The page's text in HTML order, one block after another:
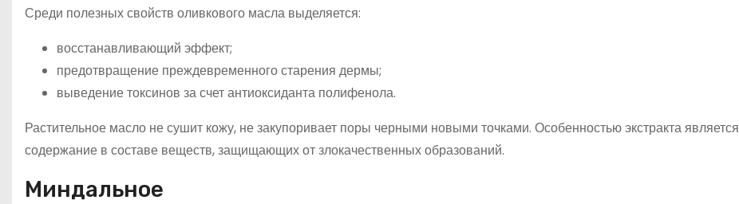
Среди полезных свойств оливкового масла выделяется:
восстанавливающий эффект;
предотвращение преждевременного старения дермы;
выведение токсинов за счет антиоксиданта полифенола.
Растительное масло не сушит кожу, не закупоривает поры черными новыми точками. Особенностью экстракта является
содержание в составе веществ, защищающих от злокачественных образований.
Миндальное